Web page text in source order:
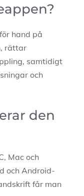
hand på
rättar
samtidigt
och
den
Mac och
och Android-
får man